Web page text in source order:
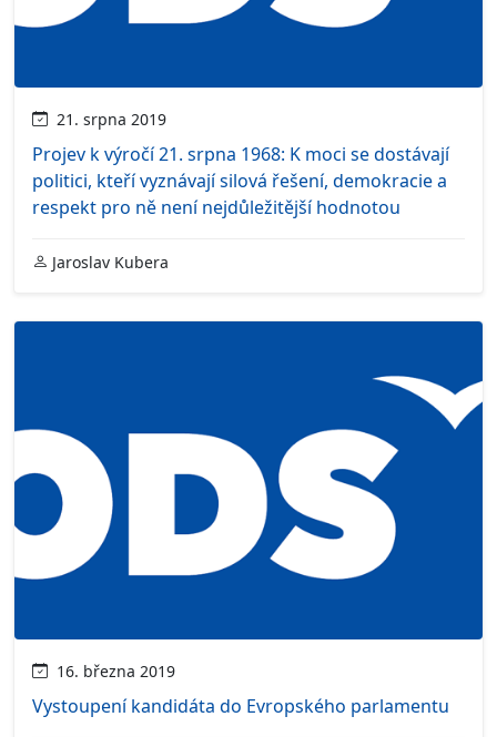
21. srpna 2019
Projev k výročí 21. srpna 1968: K moci se dostávají
politici, kteří vyznávají silová řešení, demokracie a
respekt pro ně není nejdůležitější hodnotou
Jaroslav Kubera
16. března 2019
Vystoupení kandidáta do Evropského parlamentu